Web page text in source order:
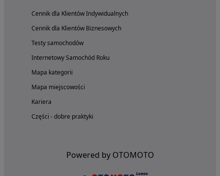
Cennik dla Klientów Indywidualnych
Cennik dla Klientów Biznesowych
Testy samochodów
Internetowy Samochód Roku
Mapa kategorii
Mapa miejscowości
Kariera
Części - dobre praktyki
Powered by OTOMOTO